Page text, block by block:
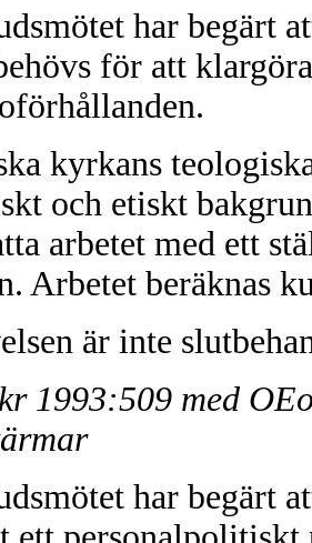
har begärt
för att
kyrkans
och etiskt
arbetet med ett
Arbetet beräknas
är inte
1993:509 med
har begärt